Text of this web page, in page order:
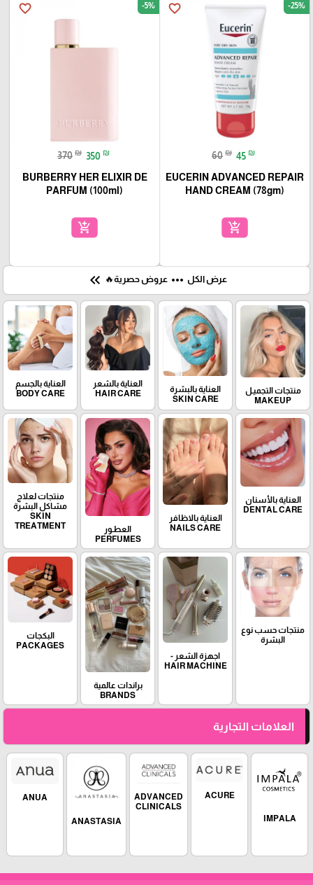
favorite_border -25%
60 ₪ 45 ₪
EUCERIN ADVANCED REPAIR
HAND CREAM (78gm)
add_shopping_cart
favorite_border -5%
370 ₪ 350 ₪
BURBERRY HER ELIXIR DE
PARFUM (100ml)
add_shopping_cart
عرض الكل more_horiz عروض حصرية🔥 keyboard_double_arrow_left
منتجات التجميـل
MAKEUP
العناية بالبشرة
SKIN CARE
العناية بالشعر
HAIR CARE
العناية بالجسم
BODY CARE
العناية بالأسنان
DENTAL CARE
العناية بالاظافر
NAILS CARE
العطـور
PERFUMES
منتجات لعلاج
مشاكل البشرة
SKIN
TREATMENT
منتجات حسب نوع
البشرة
اجهزة الشعر -
HAIR MACHINE
براندات عالمية
BRANDS
البكجات
PACKAGES
العلامات التجارية
IMPALA
ACURE
ADVANCED
CLINICALS
ANASTASIA
ANUA